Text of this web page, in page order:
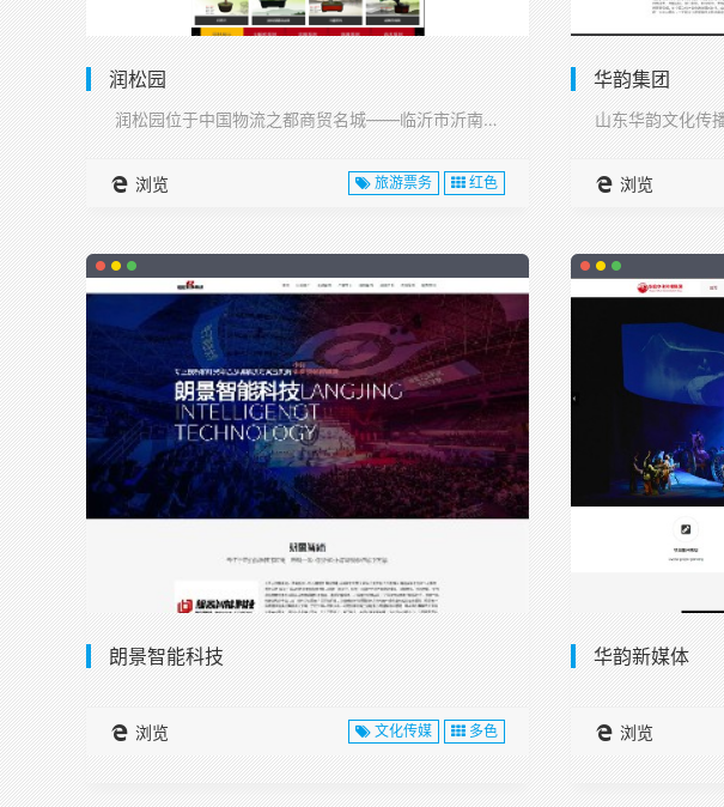
润松园
润松园位于中国物流之都商贸名城——临沂市沂南县,···
浏览 旅游票务 红色
华韵集团
浏览
朗景智能科技
浏览 文化传媒 多色
华韵新媒体
浏览